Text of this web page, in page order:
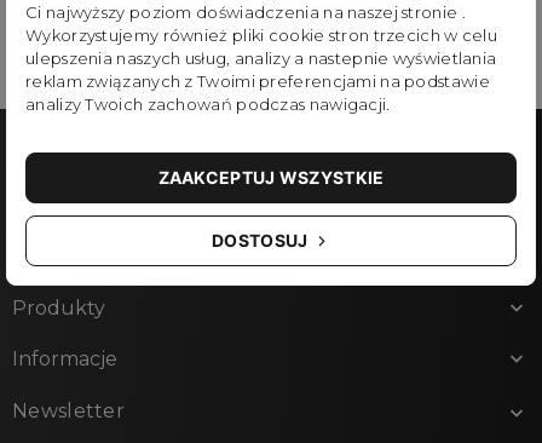
Kontakt 
Obserwuj Nas 
Produkty 
Informacje 
Newsletter 
Ci najwyższy poziom doświadczenia na naszej stronie .
Wykorzystujemy również pliki cookie stron trzecich w celu
ulepszenia naszych usług, analizy a nastepnie wyświetlania
reklam związanych z Twoimi preferencjami na podstawie
analizy Twoich zachowań podczas nawigacji.
DOSTOSUJ
ZAAKCEPTUJ WSZYSTKIE